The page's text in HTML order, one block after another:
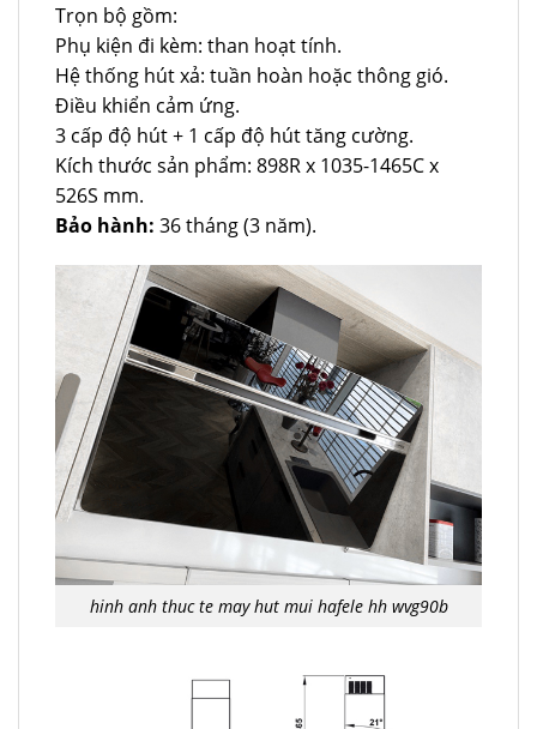
Trọn bộ gồm:
Phụ kiện đi kèm: than hoạt tính.
Hệ thống hút xả: tuần hoàn hoặc thông gió.
Điều khiển cảm ứng.
3 cấp độ hút + 1 cấp độ hút tăng cường.
Kích thước sản phẩm: 898R x 1035-1465C x
526S mm.
Bảo hành: 36 tháng (3 năm).
hinh anh thuc te may hut mui hafele hh wvg90b